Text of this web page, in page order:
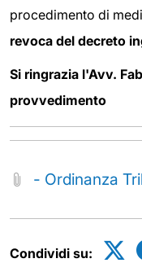
procedimento di
revoca del decreto
Si ringrazia l'Avv.
provvedimento
- Ordinanza
Condividi su: